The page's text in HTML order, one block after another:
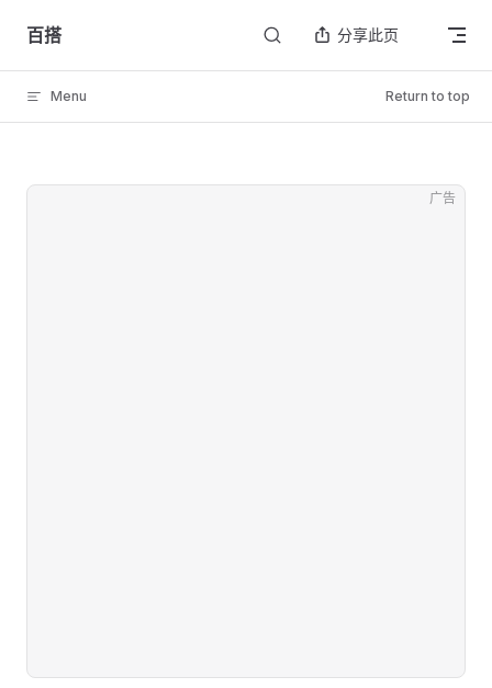
Skip to content
百搭 分享此页
Menu Return to top
广告